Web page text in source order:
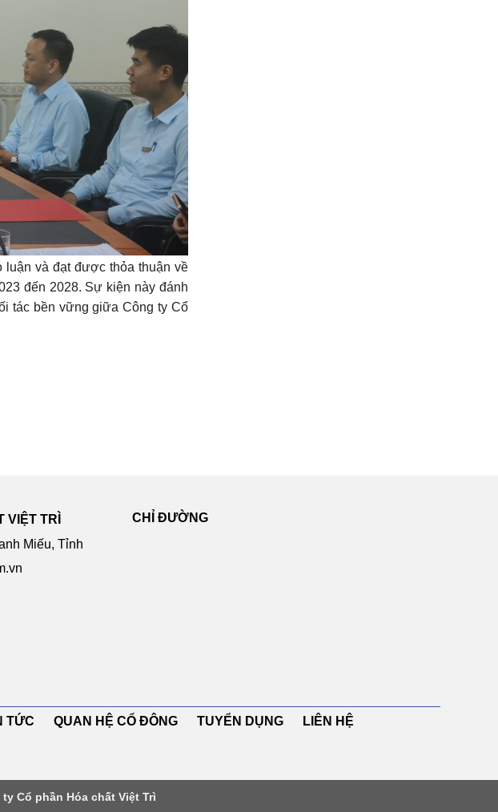
và đạt được thỏa thuận về
đến 2028. Sự kiện này đánh
tác bền vững giữa Công ty Cổ
VIỆT TRÌ
Miếu, Tỉnh
CHỈ ĐƯỜNG
TỨC QUAN HỆ CỔ ĐÔNG TUYỂN DỤNG LIÊN HỆ
Cổ phần Hóa chất Việt Trì